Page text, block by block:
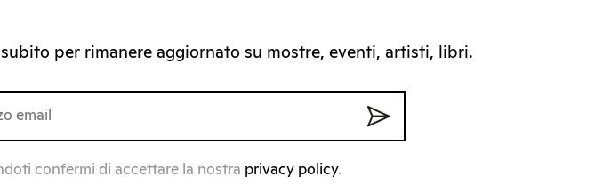
per rimanere aggiornato su mostre, eventi, artisti, libri.
confermi di accettare la nostra privacy policy.